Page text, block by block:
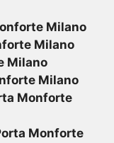
Milano
Milano
Milano
Milano
Monforte
Monforte